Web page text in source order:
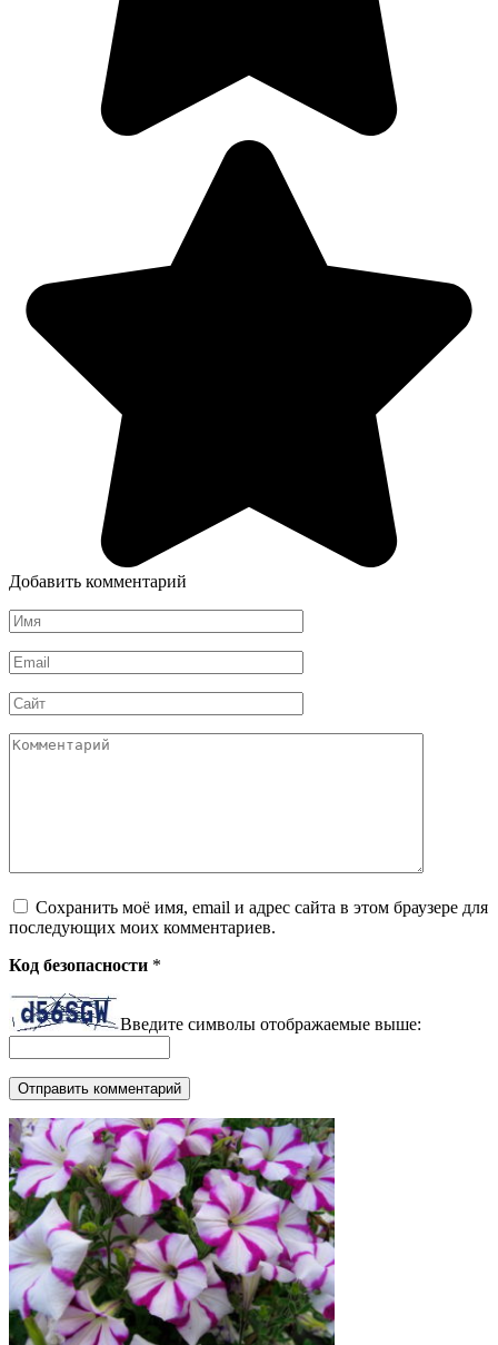
Добавить комментарий
Имя
*
Email
*
Сайт
Комментарий
Сохранить моё имя, email и адрес сайта в этом браузере для
последующих моих комментариев.
Код безопасности *
Введите символы отображаемые выше: